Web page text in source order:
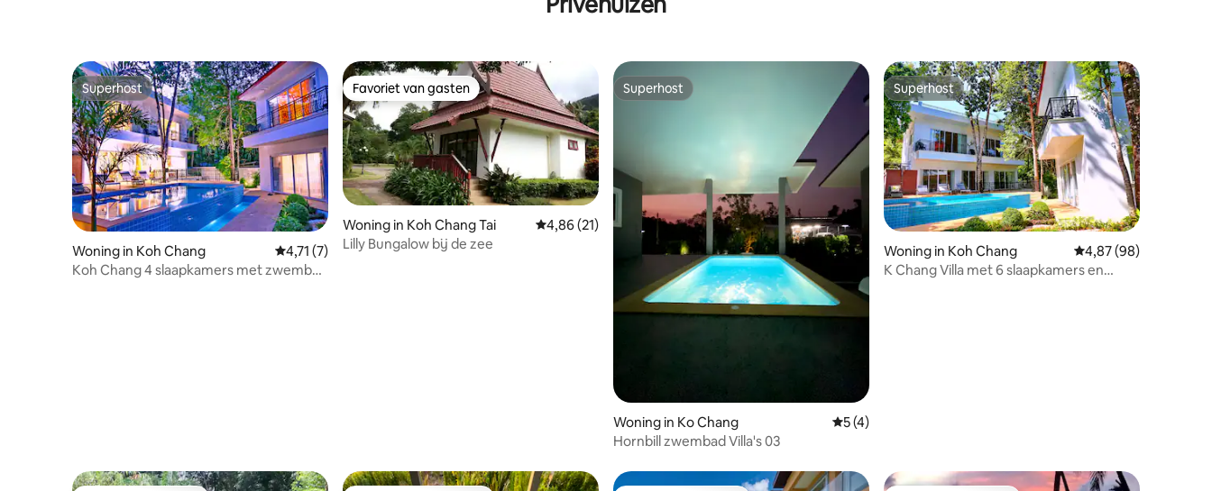
Superhost
Superhost
Woning in Koh Chang Gemiddelde beoordeling van 4,71 uit 5, 7 recensies
4,71 (7)
Koh Chang 4 slaapkamers met zwembad
Favoriet van gasten
Favoriet van gasten
Woning in Koh Chang Tai Gemiddelde beoordeling van 4,86 uit 5, 21 recensies
4,86 (21)
Lilly Bungalow bij de zee
Superhost
Superhost
Woning in Ko Chang Gemiddelde beoordeling van 5 uit 5, 4 recensies
5 (4)
Hornbill zwembad Villa's 03
Superhost
Superhost
Woning in Koh Chang Gemiddelde
4,87 (98)
K Chang Villa met 6 slaapkamers en